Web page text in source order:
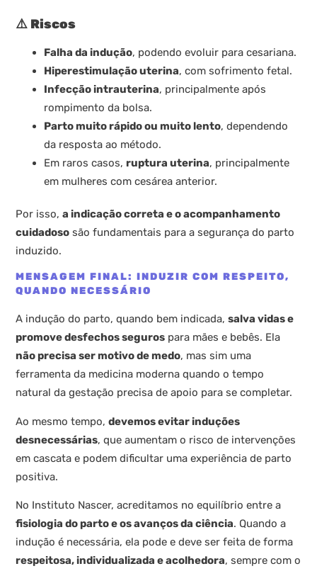
⚠️ Riscos
Falha da indução, podendo evoluir para cesariana.
Hiperestimulação uterina, com sofrimento fetal.
Infecção intrauterina, principalmente após
rompimento da bolsa.
Parto muito rápido ou muito lento, dependendo
da resposta ao método.
Em raros casos,ruptura uterina, principalmente
em mulheres com cesárea anterior.
Por isso,a indicação correta e o acompanhamento
cuidadoso são fundamentais para a segurança do parto
induzido.
MENSAGEM FINAL: INDUZIR COM RESPEITO,
QUANDO NECESSÁRIO
A indução do parto, quando bem indicada,salva vidas e
promove desfechos seguros para mães e bebês. Ela
não precisa ser motivo de medo, mas sim uma
ferramenta da medicina moderna quando o tempo
natural da gestação precisa de apoio para se completar.
Ao mesmo tempo,devemos evitar induções
desnecessárias, que aumentam o risco de intervenções
em cascata e podem dificultar uma experiência de parto
positiva.
No Instituto Nascer, acreditamos no equilíbrio entre a
fisiologia do parto e os avanços da ciência. Quando a
indução é necessária, ela pode e deve ser feita de forma
respeitosa, individualizada e acolhedora, sempre com o